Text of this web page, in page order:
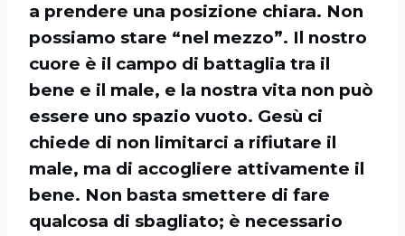
a prendere una posizione chiara. Non
possiamo stare “nel mezzo”. Il nostro
cuore è il campo di battaglia tra il
bene e il male, e la nostra vita non può
essere uno spazio vuoto. Gesù ci
chiede di non limitarci a rifiutare il
male, ma di accogliere attivamente il
bene. Non basta smettere di fare
qualcosa di sbagliato; è necessario